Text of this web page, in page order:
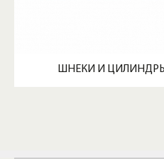
ШНЕКИ И ЦИЛИНДРЫ